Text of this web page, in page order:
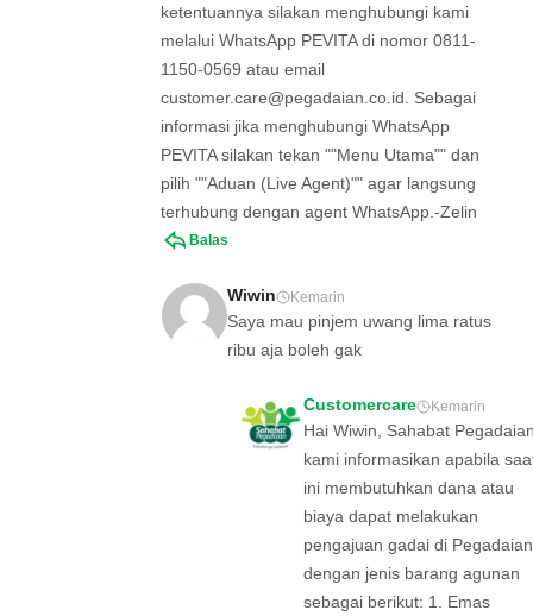
ketentuannya silakan menghubungi kami
melalui WhatsApp PEVITA di nomor 0811-
1150-0569 atau email
customer.care@pegadaian.co.id . Sebagai
informasi jika menghubungi WhatsApp
PEVITA silakan tekan ""Menu Utama"" dan
pilih ""Aduan (Live Agent)"" agar langsung
terhubung dengan agent WhatsApp.-Zelin
Balas
Wiwin Kemarin
Saya mau pinjem uwang lima ratus
ribu aja boleh gak
Customercare Kemarin
Hai Wiwin, Sahabat
kami informasikan apabila
ini membutuhkan dana atau
biaya dapat melakukan
pengajuan gadai di Pegadaian
dengan jenis barang agunan
sebagai berikut: 1. Emas